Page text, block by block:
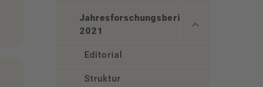
Jahresforschungsbericht
2021
Editorial
Struktur